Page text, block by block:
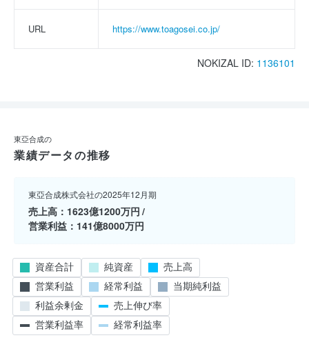
URL https://www.toagosei.co.jp/
NOKIZAL ID: 1136101
東亞合成の
業績データの推移
東亞合成株式会社の2025年12月期
売上高
1623億1200万円
営業利益
141億8000万円
資産合計 純資産
売上高
営業利益
経常利益
当期純利益
利益余剰金
売上伸び率
営業利益率
経常利益率